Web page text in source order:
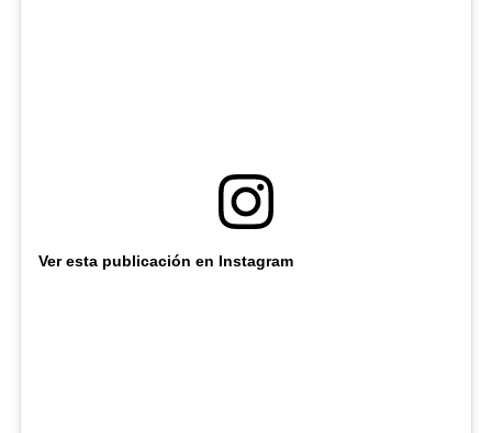
Ver esta publicación en Instagram